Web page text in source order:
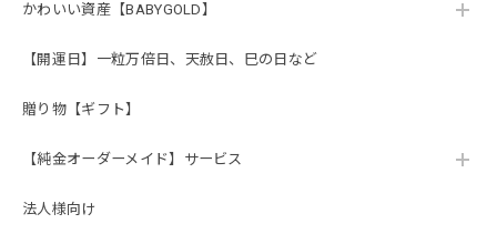
かわいい資産【BABYGOLD】
【開運日】一粒万倍日、天赦日、巳の日など
贈り物【ギフト】
【純金オーダーメイド】サービス
法人様向け